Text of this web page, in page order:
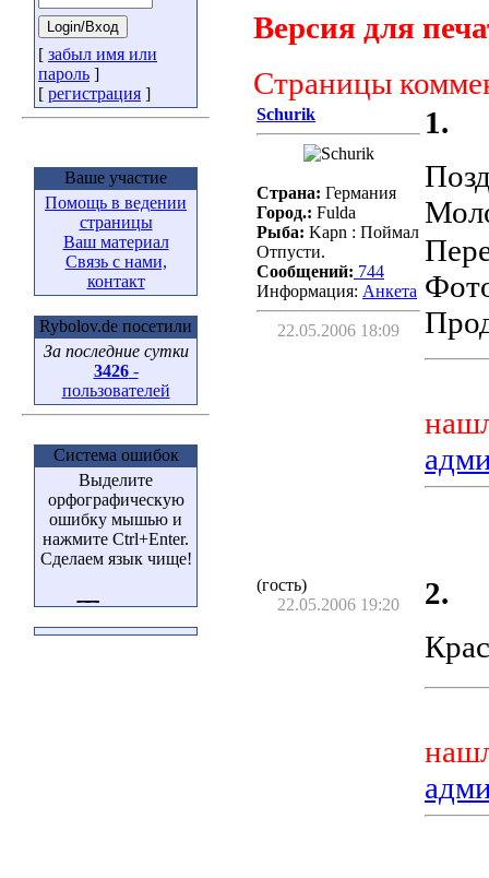
[ забыл имя или
пароль ]
[ регистрация ]
Ваше участие
Помощь в ведении
страницы
Ваш материал
Связь с нами,
контакт
Rybolov.de посетили
За последние сутки
3426-
пользователей
Система ошибок
Выделите
орфографическую
ошибку мышью и
нажмите Ctrl+Enter.
Сделаем язык чище!
Версия для
Страницы
Schurik
Страна: Германия
Город.: Fulda
Рыба: Kapn : Поймал
Отпусти.
Сообщений: 744
Информация: Aнкета
22.05.2006 18:09
1.
(гость)
22.05.2006 19:20
2.